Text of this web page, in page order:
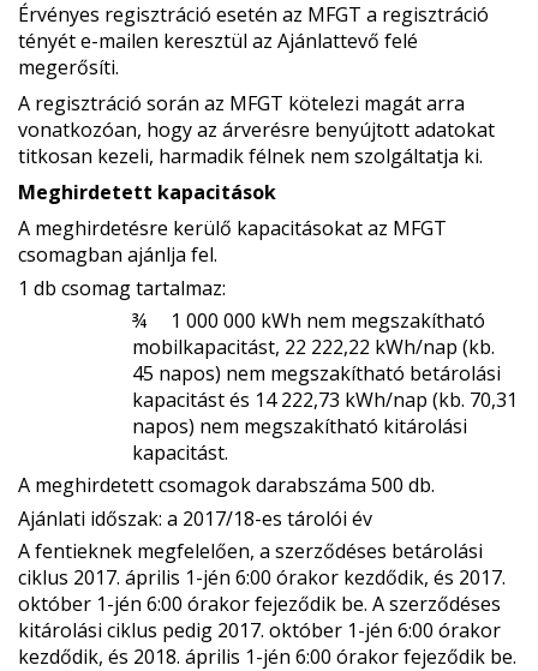
Érvényes regisztráció esetén az MFGT a regisztráció
tényét e-mailen keresztül az Ajánlattevő felé
megerősíti.
A regisztráció során az MFGT kötelezi magát arra
vonatkozóan, hogy az árverésre benyújtott adatokat
titkosan kezeli, harmadik félnek nem szolgáltatja ki.
Meghirdetett kapacitások
A meghirdetésre kerülő kapacitásokat az MFGT
csomagban ajánlja fel.
1 db csomag tartalmaz:
¾ 1 000 000 kWh nem megszakítható
mobilkapacitást, 22 222,22 kWh/nap (kb.
45 napos) nem megszakítható betárolási
kapacitást és 14 222,73 kWh/nap (kb. 70,31
napos) nem megszakítható kitárolási
kapacitást.
A meghirdetett csomagok darabszáma 500 db.
Ajánlati időszak: a 2017/18-es tárolói év
A fentieknek megfelelően, a szerződéses betárolási
ciklus 2017. április 1-jén 6:00 órakor kezdődik, és 2017.
október 1-jén 6:00 órakor fejeződik be. A szerződéses
kitárolási ciklus pedig 2017. október 1-jén 6:00 órakor
kezdődik, és 2018. április 1-jén 6:00 órakor fejeződik be.